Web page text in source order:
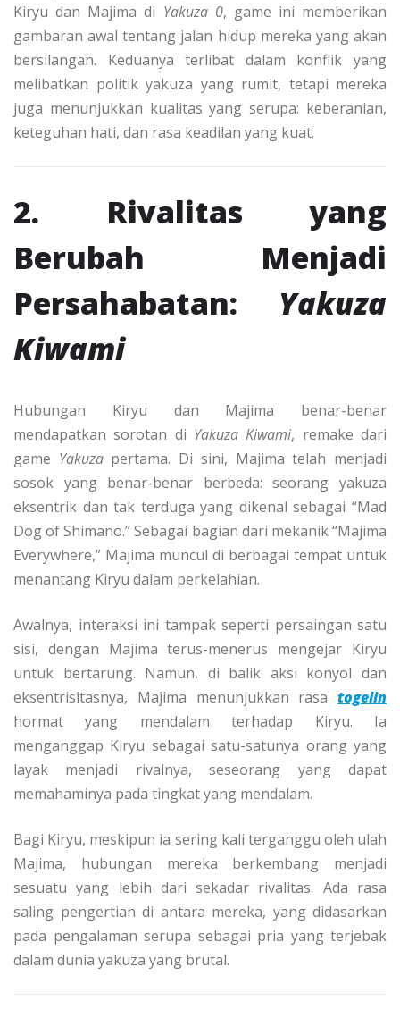
Kiryu dan Majima di Yakuza 0, game ini memberikan
gambaran awal tentang jalan hidup mereka yang akan
bersilangan. Keduanya terlibat dalam konflik yang
melibatkan politik yakuza yang rumit, tetapi mereka
juga menunjukkan kualitas yang serupa: keberanian,
keteguhan hati, dan rasa keadilan yang kuat.
2. Rivalitas yang
Berubah Menjadi
Persahabatan: Yakuza
Kiwami
Hubungan Kiryu dan Majima benar-benar
mendapatkan sorotan di Yakuza Kiwami, remake dari
game Yakuzapertama. Di sini, Majima telah menjadi
sosok yang benar-benar berbeda: seorang yakuza
eksentrik dan tak terduga yang dikenal sebagai “Mad
Dog of Shimano.” Sebagai bagian dari mekanik “Majima
Everywhere,” Majima muncul di berbagai tempat untuk
menantang Kiryu dalam perkelahian.
Awalnya, interaksi ini tampak seperti persaingan satu
sisi, dengan Majima terus-menerus mengejar Kiryu
untuk bertarung. Namun, di balik aksi konyol dan
eksentrisitasnya, Majima menunjukkan rasa togelin
hormat yang mendalam terhadap Kiryu. Ia
menganggap Kiryu sebagai satu-satunya orang yang
layak menjadi rivalnya, seseorang yang dapat
memahaminya pada tingkat yang mendalam.
Bagi Kiryu, meskipun ia sering kali terganggu oleh ulah
Majima, hubungan mereka berkembang menjadi
sesuatu yang lebih dari sekadar rivalitas. Ada rasa
saling pengertian di antara mereka, yang didasarkan
pada pengalaman serupa sebagai pria yang terjebak
dalam dunia yakuza yang brutal.